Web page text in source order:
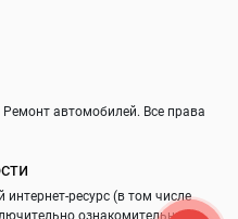
автомобилей. Все права
ресурс (в том числе